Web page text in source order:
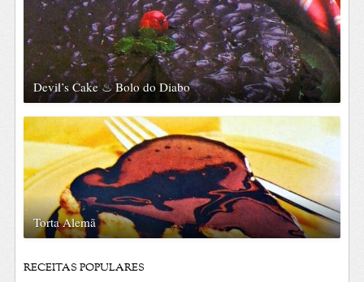
Devil’s Cake ♨ Bolo do Diabo
Torta Alemã
RECEITAS POPULARES